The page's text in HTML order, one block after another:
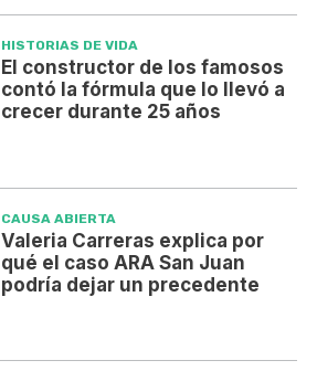
HISTORIAS DE VIDA
El constructor de los famosos
contó la fórmula que lo llevó a
crecer durante 25 años
CAUSA ABIERTA
Valeria Carreras explica por
qué el caso ARA San Juan
podría dejar un precedente